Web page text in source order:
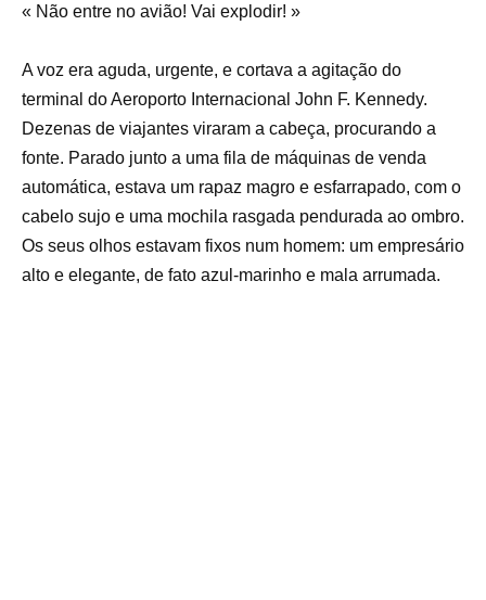
« Não entre no avião! Vai explodir! »
A voz era aguda, urgente, e cortava a agitação do
terminal do Aeroporto Internacional John F. Kennedy.
Dezenas de viajantes viraram a cabeça, procurando a
fonte. Parado junto a uma fila de máquinas de venda
automática, estava um rapaz magro e esfarrapado, com o
cabelo sujo e uma mochila rasgada pendurada ao ombro.
Os seus olhos estavam fixos num homem: um empresário
alto e elegante, de fato azul-marinho e mala arrumada.